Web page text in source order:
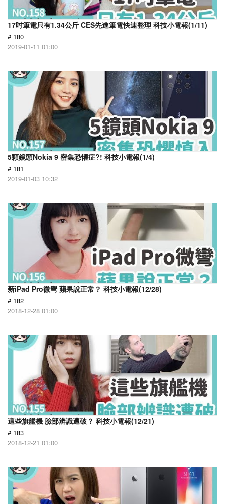
17吋筆電只有1.34公斤 CES先進筆電快速整理 科技小電報(1/11)
# 180
2019-01-11 01:00
5顆鏡頭Nokia 9 密集恐懼症?! 科技小電報(1/4)
# 181
2019-01-03 10:32
新iPad Pro微彎 蘋果說正常？ 科技小電報(12/28)
# 182
2018-12-28 01:00
這些旗艦機 臉部辨識遭破？ 科技小電報(12/21)
# 183
2018-12-21 01:00